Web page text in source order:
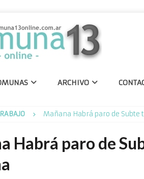
ARCHIVO
Mañana Habrá paro de
Habrá paro de